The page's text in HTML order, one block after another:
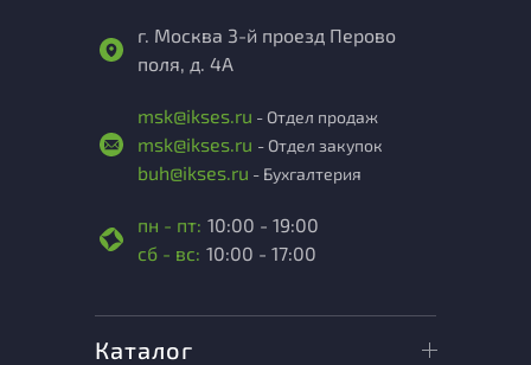
г. Москва 3-й проезд Перово
поля, д. 4А
msk@ikses.ru - Отдел продаж
msk@ikses.ru - Отдел закупок
buh@ikses.ru - Бухгалтерия
пн - пт: 10:00 - 19:00
сб - вс: 10:00 - 17:00
Каталог